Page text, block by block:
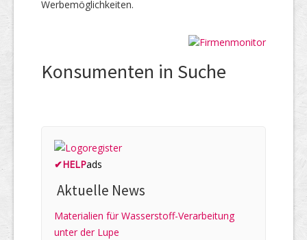
Werbemöglichkeiten.
Konsumenten in Suche
✔HELPads
Aktuelle News
Materialien für Wasserstoff-Verarbeitung
unter der Lupe